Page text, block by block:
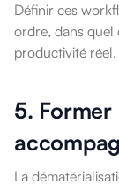
Définir ces
ordre, dans quel
productivité réel.
5. Former
La